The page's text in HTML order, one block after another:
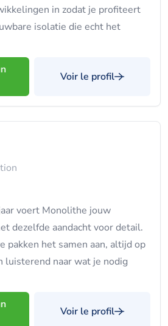
in zodat je profiteert
isolatie die echt het
Voir le profil
voert Monolithe jouw
dezelfde aandacht voor detail.
pakken het samen aan, altijd op
luisterend naar wat je nodig
Voir le profil